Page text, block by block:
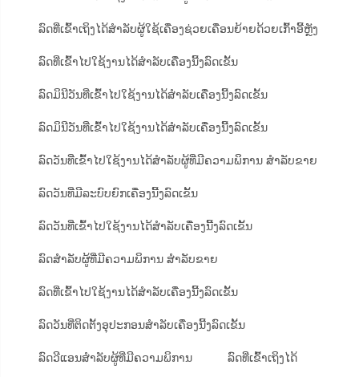
ລົດທີ່ເຂົ້າເຖິງໄດ້ສຳລັບຜູ້ໃຊ້ເຄື່ອງຊ່ວຍເຄື່ອນຍ້າຍດ້ວຍເກົ້າອີ້ຫຼັງ
ລົດທີ່ເຂົ້າໄປໃຊ້ງານໄດ້ສຳລັບເຄື່ອງນີ້ງລົດເຂັ້ນ
ລົດມິນີວັນທີ່ເຂົ້າໄປໃຊ້ງານໄດ້ສຳລັບເຄື່ອງນີ້ງລົດເຂັ້ນ
ລົດມິນີວັນທີ່ເຂົ້າໄປໃຊ້ງານໄດ້ສຳລັບເຄື່ອງນີ້ງລົດເຂັ້ນ
ລົດວັນທີ່ເຂົ້າໄປໃຊ້ງານໄດ້ສຳລັບຜູ້ທີ່ມີຄວາມພິການ ສຳລັບຂາຍ
ລົດວັນທີ່ມີລະບົບຍົກເຄື່ອງນີ້ງລົດເຂັ້ນ
ລົດວັນທີ່ເຂົ້າໄປໃຊ້ງານໄດ້ສຳລັບເຄື່ອງນີ້ງລົດເຂັ້ນ
ລົດສຳລັບຜູ້ທີ່ມີຄວາມພິການ ສຳລັບຂາຍ
ລົດທີ່ເຂົ້າໄປໃຊ້ງານໄດ້ສຳລັບເຄື່ອງນີ້ງລົດເຂັ້ນ
ລົດວັນທີ່ຕິດຕັ້ງອຸປະກອນສຳລັບເຄື່ອງນີ້ງລົດເຂັ້ນ
ລົດວີແອນສຳລັບຜູ້ທີ່ມີຄວາມພິການ ລົດທີ່ເຂົ້າເຖິງໄດ້